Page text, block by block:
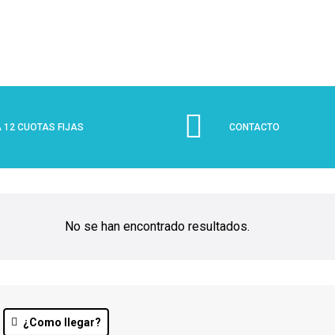
12 CUOTAS FIJAS CONTACTO
No se han encontrado resultados.
¿Como llegar?